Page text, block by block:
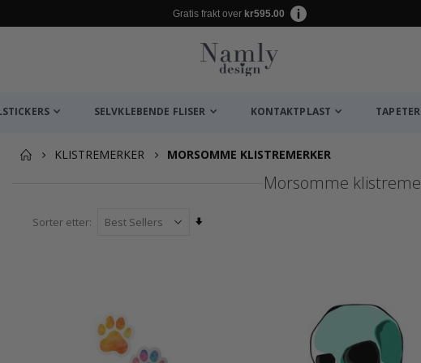
Gratis frakt over kr595.00
SELVKLEBENDE FLISER KONTAKTPLAST TAPETER
KLISTREMERKER MORSOMME KLISTREMERKER
Morsomme
Sorter etter